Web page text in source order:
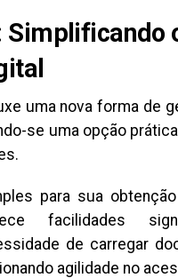
Simplificando
uma nova forma de
se uma opção
para sua
facilidades
de carregar
agilidade no